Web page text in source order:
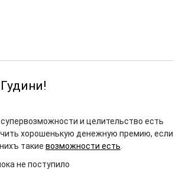
и целительство есть
хорошенькую денежную премию, если
такие возможности есть
не поступило